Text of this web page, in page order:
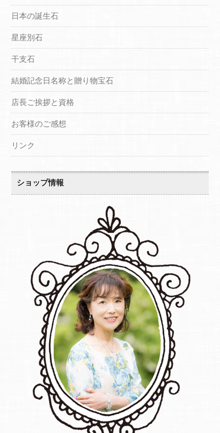
日本の誕生石
星座別石
干支石
結婚記念日名称と贈り物宝石
店長ご挨拶と資格
お客様のご感想
リンク
ショップ情報